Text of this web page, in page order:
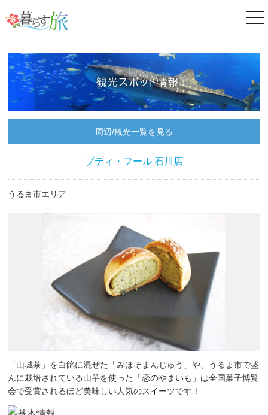
ナ
ビ
ン
周辺/観光一覧を見る
プティ・フール 石川店
うるま市エリア
「山城茶」を白餡に混ぜた「みほそまんじゅう」や、うるま市で盛
んに栽培されている山芋を使った「恋のやまいも」は全国菓子博覧
会で受賞されるほど美味しい人気のスイーツです！